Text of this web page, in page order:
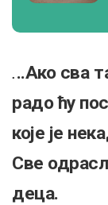
...Ако сва
радо ћу
које је
Све
деца.